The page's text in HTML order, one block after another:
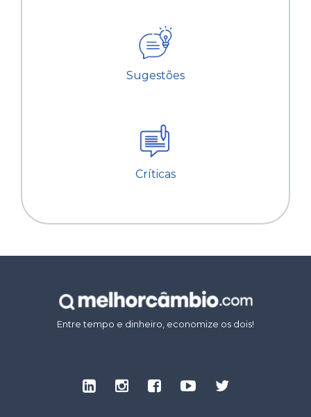
Sugestões
Críticas
Entre tempo e dinheiro, economize os dois!